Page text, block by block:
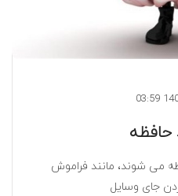
حافظه
می شوند، مانند فراموش
جای وسایل